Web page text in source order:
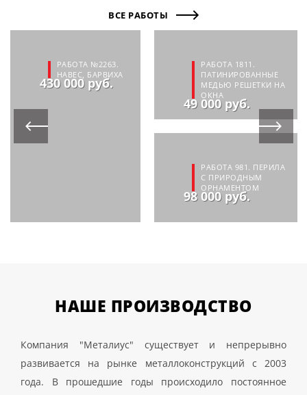
ВСЕ РАБОТЫ
РАБОТА №2263.
НАВЕС, БАРВИХА
430 000 руб.
РАБОТА 1811.
ПАТИНИРОВАННЫЕ
МЕДЬЮ РЕШЕТКИ НА
ОКНА
49 000 руб.
РАБОТА 981. ПЕРИЛА
С ПРИРОДНЫМ
ОРНАМЕНТОМ
98 000 руб.
НАШЕ ПРОИЗВОДСТВО
Компания "Металиус" существует и непрерывно
развивается на рынке металлоконструкций с 2003
года. В прошедшие годы происходило постоянное